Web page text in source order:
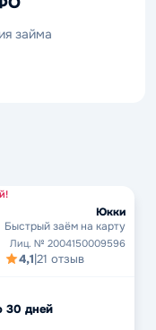
займа
Юкки
Быстрый заём на карту
Лиц. № 2004150009596
4,1|21 отзыв
30 дней